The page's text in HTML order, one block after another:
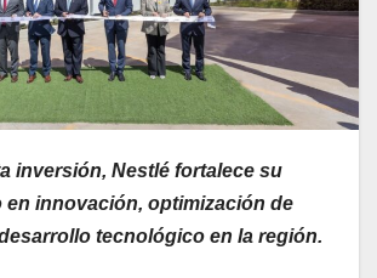
inversión, Nestlé fortalece su
en innovación, optimización de
tecnológico en la región.